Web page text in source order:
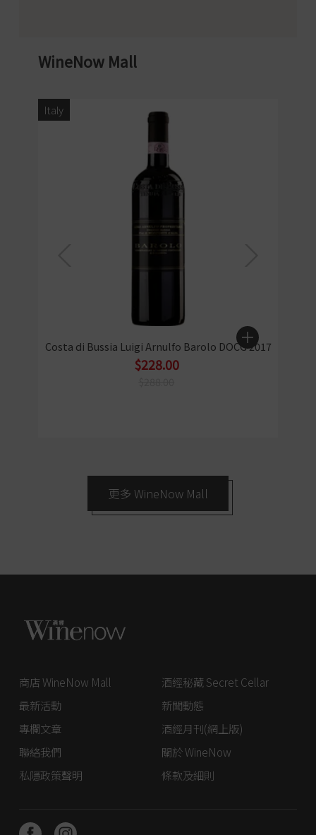
WineNow Mall
Italy
Costa di Bussia Luigi Arnulfo Barolo DOCG 2017
$228.00
更多 WineNow Mall
商店 WineNow Mall
酒經秘藏 Secret Cellar
最新活動
新聞動態
專欄文章
酒經月刊(網上版)
聯絡我們
關於 WineNow
私隱政策聲明
條款及細則